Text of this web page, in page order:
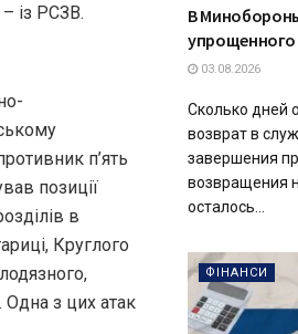
із РСЗВ.
п’ять
позиції
в
Круглого
Одна з цих атак
В
упрощенного
03.08.2026
Сколько дней
возврат в
завершения
возвращения
осталось...
ФІНАНСИ